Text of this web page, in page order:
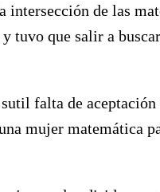
de las
tuvo que salir a
falta de
mujer matemática